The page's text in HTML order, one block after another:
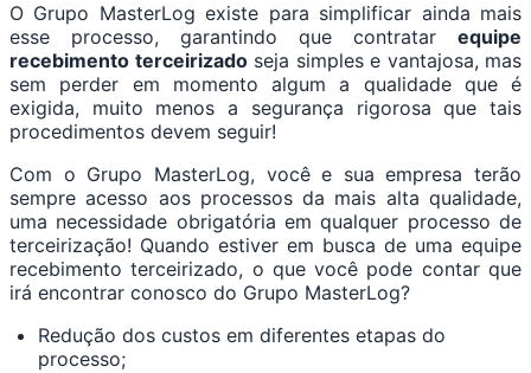
O Grupo MasterLog existe para simplificar ainda mais
esse processo, garantindo que contratar equipe
recebimento terceirizadoseja simples e vantajosa, mas
sem perder em momento algum a qualidade que é
exigida, muito menos a segurança rigorosa que tais
procedimentos devem seguir!
Com o Grupo MasterLog, você e sua empresa terão
sempre acesso aos processos da mais alta qualidade,
uma necessidade obrigatória em qualquer processo de
terceirização! Quando estiver em busca de uma equipe
recebimento terceirizado, o que você pode contar que
irá encontrar conosco do Grupo MasterLog?
Redução dos custos em diferentes etapas do
processo;